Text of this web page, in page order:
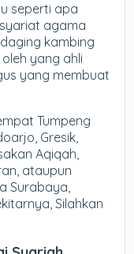
seperti apa
agama
kambing
yang ahli
yang membuat
Tumpeng
Gresik,
Aqiqah,
ataupun
Surabaya,
Silahkan